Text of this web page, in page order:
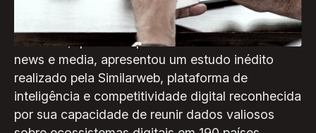
audiência para publishers no país e no mundo.
O evento, que atraiu profissionais da indústria de
news e media, apresentou um estudo inédito
realizado pela Similarweb, plataforma de
inteligência e competitividade digital reconhecida
por sua capacidade de reunir dados valiosos